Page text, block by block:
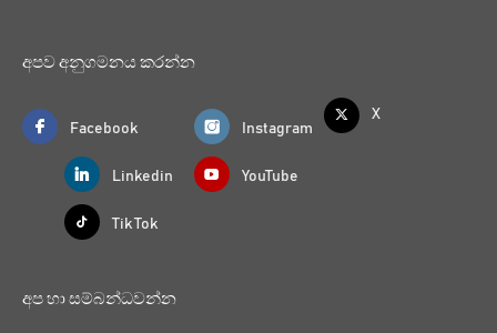
අපව අනුගමනය කරන්න
Facebook Instagram
X
Linkedin YouTube
Tik Tok
අප හා සම්බන්ධවන්න